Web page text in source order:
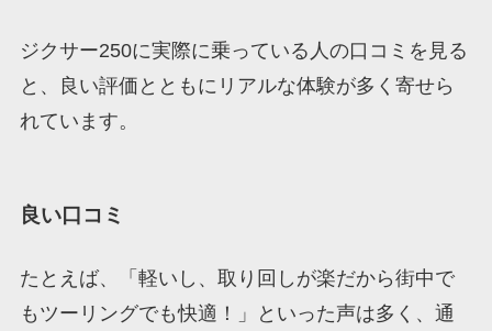
ジクサー250に実際に乗っている人の口コミを見る
と、良い評価とともにリアルな体験が多く寄せら
れています。
良い口コミ
たとえば、「軽いし、取り回しが楽だから街中で
もツーリングでも快適！」といった声は多く、通